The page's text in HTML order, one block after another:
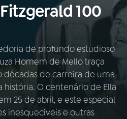
AO VIVO
100
de profundo estudioso
Homem de Mello traça
décadas de carreira de uma
história. O centenário de Ella
25 de abril, e este especial
inesquecíveis e outras